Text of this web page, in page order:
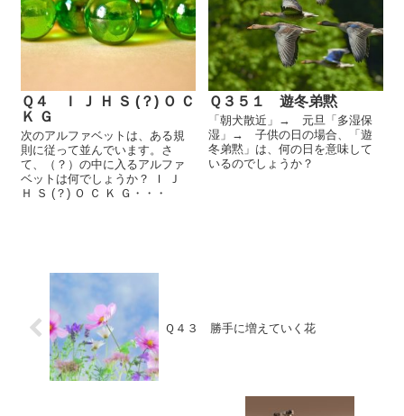
Ｑ４ Ｉ Ｊ Ｈ Ｓ (？) Ｏ Ｃ
Ｋ Ｇ
次のアルファベットは、ある規
則に従って並んでいます。さ
て、（？）の中に入るアルファ
ベットは何でしょうか？ Ｉ Ｊ
Ｈ Ｓ (？) Ｏ Ｃ Ｋ Ｇ・・・
Ｑ３５１ 遊冬弟黙
「朝犬散近」→ 元旦「多湿保
湿」→ 子供の日の場合、「遊
冬弟黙」は、何の日を意味して
いるのでしょうか？
Ｑ４３ 勝手に増えていく花